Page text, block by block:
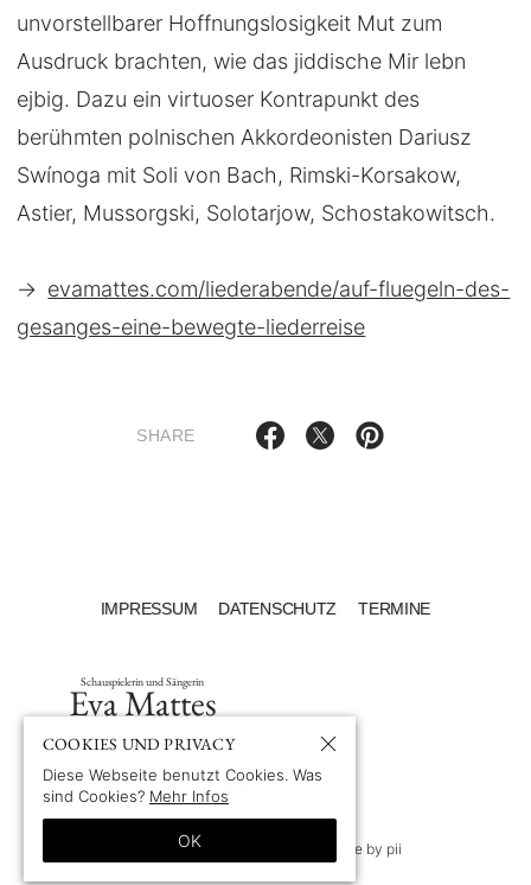
unvorstellbarer Hoffnungslosigkeit Mut zum
Ausdruck brachten, wie das jiddische Mir lebn
ejbig. Dazu ein virtuoser Kontrapunkt des
berühmten polnischen Akkordeonisten Dariusz
Swínoga mit Soli von Bach, Rimski-Korsakow,
Astier, Mussorgski, Solotarjow, Schostakowitsch.
→ evamattes.com/liederabende/auf-fluegeln-des-
gesanges-eine-bewegte-liederreise
SHARE
IMPRESSUM DATENSCHUTZ TERMINE
Schauspielerin und Sängerin
Eva Mattes
© 1969-2026 by Eva Mattes Site by pii
COOKIES UND PRIVACY
Diese Webseite benutzt Cookies. Was
sind Cookies? Mehr Infos
OK